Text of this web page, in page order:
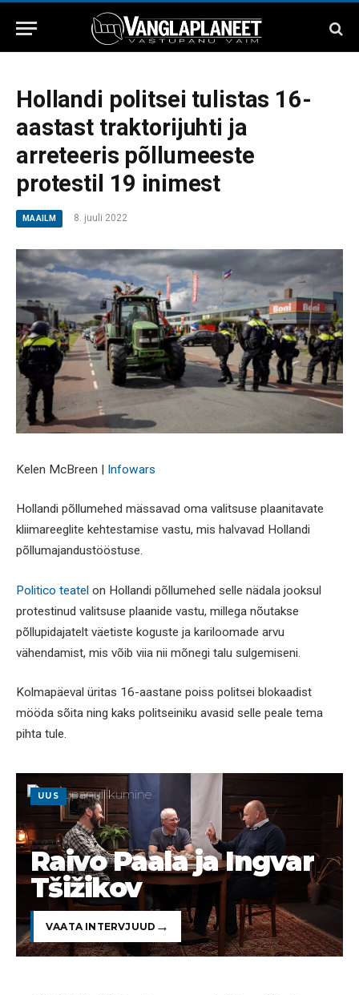
Hollandi politsei tulistas 16-
aastast traktorijuhti ja
arreteeris põllumeeste
protestil 19 inimest
MAAILM 8. juuli 2022
Kelen McBreen | Infowars
Hollandi põllumehed mässavad oma valitsuse plaanitavate
kliimareeglite kehtestamise vastu, mis halvavad Hollandi
põllumajandustööstuse.
Politico teatel on Hollandi põllumehed selle nädala jooksul
protestinud valitsuse plaanide vastu, millega nõutakse
põllupidajatelt väetiste koguste ja kariloomade arvu
vähendamist, mis võib viia nii mõnegi talu sulgemiseni.
Kolmapäeval üritas 16-aastane poiss politsei blokaadist
mööda sõita ning kaks politseiniku avasid selle peale tema
pihta tule.
UUS
Raivo Paala ja Ingvar
Tšižikov
VAATA INTERVJUUD